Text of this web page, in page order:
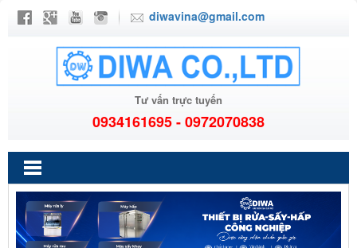
diwavina@gmail.com
Tư vấn trực tuyến
0934161695 - 0972070838